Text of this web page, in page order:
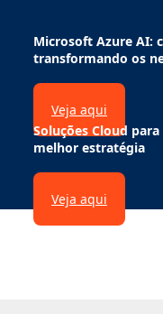
Microsoft Azure AI:
transformando os
Veja aqui
Soluções Cloud
melhor estratégia
Veja aqui